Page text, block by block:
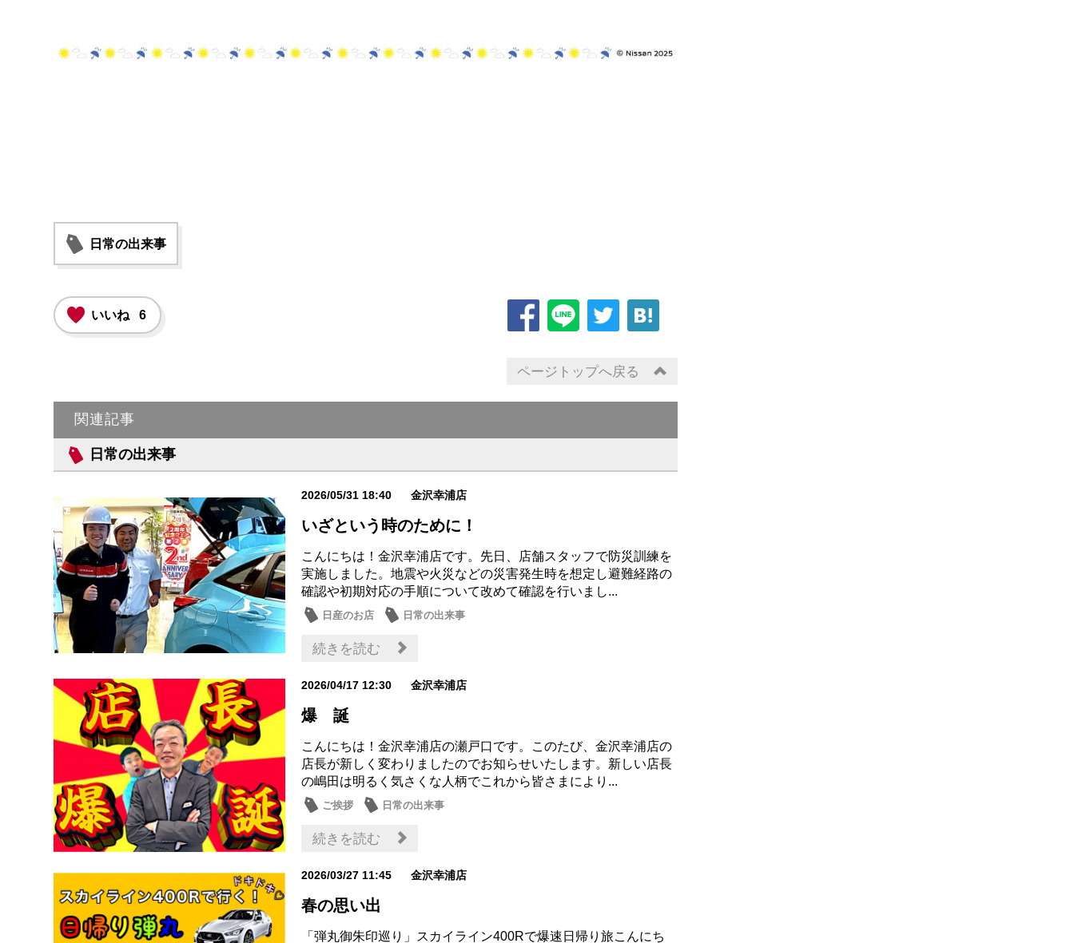
日常の出来事
いいね 6
ページトップへ戻る
関連記事
日常の出来事
2026/05/31 18:40 金沢幸浦店
いざという時のために！
こんにちは！金沢幸浦店です。先日、店舗スタッフで防災訓練を
実施しました。地震や火災などの災害発生時を想定し避難経路の
確認や初期対応の手順について改めて確認を行いまし...
日産のお店 日常の出来事
続きを読む
2026/04/17 12:30 金沢幸浦店
爆 誕
こんにちは！金沢幸浦店の瀬戸口です。このたび、金沢幸浦店の
店長が新しく変わりましたのでお知らせいたします。新しい店長
の嶋田は明るく気さくな人柄でこれから皆さまにより...
ご挨拶 日常の出来事
続きを読む
2026/03/27 11:45 金沢幸浦店
春の思い出
「弾丸御朱印巡り」スカイライン400Rで爆速日帰り旅こんにち